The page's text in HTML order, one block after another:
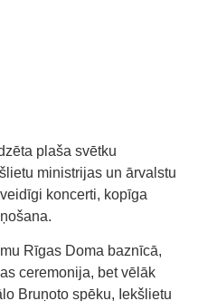
plaša svētku
ministrijas un ārvalstu
koncerti, kopīga
Rīgas Doma baznīcā,
ceremonija, bet vēlāk
Bruņoto spēku, Iekšlietu